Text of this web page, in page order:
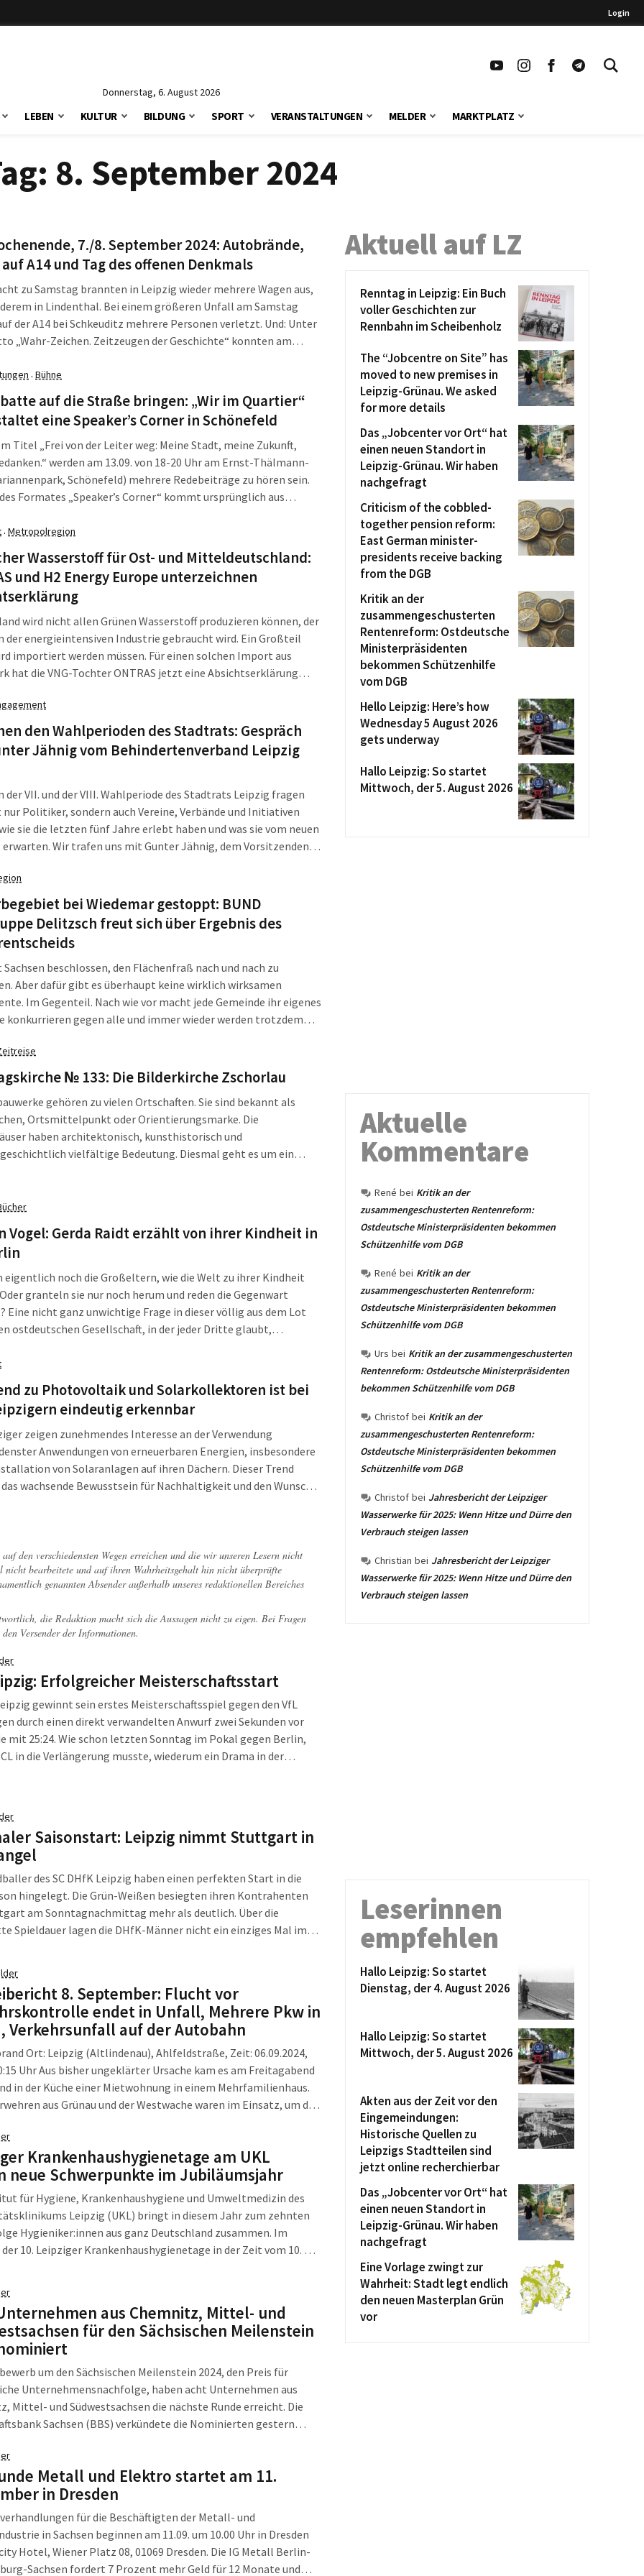
Login
Donnerstag, 6. August 2026
LEBEN KULTUR BILDUNG SPORT VERANSTALTUNGEN MELDER MARKTPLATZ
8. September 2024
7./8. September 2024: Autobrände,
A14 und Tag des offenen Denkmals
zu Samstag brannten in Leipzig wieder mehrere Wagen aus,
in Lindenthal. Bei einem größeren Unfall am Samstag
der A14 bei Schkeuditz mehrere Personen verletzt. Und: Unter
„Wahr-Zeichen. Zeitzeugen der Geschichte“ konnten am
werden. Die LZ […]
· Bühne
auf die Straße bringen: „Wir im Quartier“
eine Speaker’s Corner in Schönefeld
Titel „Frei von der Leiter weg: Meine Stadt, meine Zukunft,
werden am 13.09. von 18-20 Uhr am Ernst-Thälmann-
Schönefeld) mehrere Redebeiträge zu hören sein.
Formates „Speaker’s Corner“ kommt ursprünglich aus
einer Kiste oder einer Trittleiter kundgetan. Die Speaker’s
· Metropolregion
Wasserstoff für Ost- und Mitteldeutschland:
und H2 Energy Europe unterzeichnen
wird nicht allen Grünen Wasserstoff produzieren können, der
der energieintensiven Industrie gebraucht wird. Ein Großteil
importiert werden müssen. Für einen solchen Import aus
hat die VNG-Tochter ONTRAS jetzt eine Absichtserklärung
nach Mitteldeutschland kommen soll. Die ONTRAS
GmbH (ONTRAS) […]
den Wahlperioden des Stadtrats: Gespräch
Jähnig vom Behindertenverband Leipzig
der VII. und der VIII. Wahlperiode des Stadtrats Leipzig fragen
Politiker, sondern auch Vereine, Verbände und Initiativen
sie die letzten fünf Jahre erlebt haben und was sie vom neuen
Wir trafen uns mit Gunter Jähnig, dem Vorsitzenden
[…]
bei Wiedemar gestoppt: BUND
Delitzsch freut sich über Ergebnis des
Sachsen beschlossen, den Flächenfraß nach und nach zu
Aber dafür gibt es überhaupt keine wirklich wirksamen
Im Gegenteil. Nach wie vor macht jede Gemeinde ihr eigenes
konkurrieren gegen alle und immer wieder werden trotzdem
Wiedemar im Leipziger Norden. […]
№ 133: Die Bilderkirche Zschorlau
gehören zu vielen Ortschaften. Sie sind bekannt als
Ortsmittelpunkt oder Orientierungsmarke. Die
haben architektonisch, kunsthistorisch und
vielfältige Bedeutung. Diesmal geht es um ein
und Szenen aus der Bibel. Um […]
Vogel: Gerda Raidt erzählt von ihrer Kindheit in
eigentlich noch die Großeltern, wie die Welt zu ihrer Kindheit
granteln sie nur noch herum und reden die Gegenwart
Eine nicht ganz unwichtige Frage in dieser völlig aus dem Lot
ostdeutschen Gesellschaft, in der jeder Dritte glaubt,
nichts als ein […]
zu Photovoltaik und Solarkollektoren ist bei
eindeutig erkennbar
zeigen zunehmendes Interesse an der Verwendung
Anwendungen von erneuerbaren Energien, insbesondere
von Solaranlagen auf ihren Dächern. Dieser Trend
wachsende Bewusstsein für Nachhaltigkeit und den Wunsch
den verschiedensten Wegen erreichen und die wir unseren Lesern nicht
bearbeitete und auf ihren Wahrheitsgehalt hin nicht überprüfte
genannten Absender außerhalb unseres redaktionellen Bereiches
die Redaktion macht sich die Aussagen nicht zu eigen. Bei Fragen
Versender der Informationen.
Erfolgreicher Meisterschaftsstart
gewinnt sein erstes Meisterschaftsspiel gegen den VfL
durch einen direkt verwandelten Anwurf zwei Sekunden vor
mit 25:24. Wie schon letzten Sonntag im Pokal gegen Berlin,
in die Verlängerung musste, wiederum ein Drama in der
Saisonstart: Leipzig nimmt Stuttgart in
des SC DHfK Leipzig haben einen perfekten Start in die
hingelegt. Die Grün-Weißen besiegten ihren Kontrahenten
am Sonntagnachmittag mehr als deutlich. Über die
Spieldauer lagen die DHfK-Männer nicht ein einziges Mal im
8. September: Flucht vor
endet in Unfall, Mehrere Pkw in
Verkehrsunfall auf der Autobahn
Ort: Leipzig (Altlindenau), Ahlfeldstraße, Zeit: 06.09.2024,
Uhr Aus bisher ungeklärter Ursache kam es am Freitagabend
in der Küche einer Mietwohnung in einem Mehrfamilienhaus.
aus Grünau und der Westwache waren im Einsatz, um das
war danach […]
Krankenhaushygienetage am UKL
neue Schwerpunkte im Jubiläumsjahr
für Hygiene, Krankenhaushygiene und Umweltmedizin des
Leipzig (UKL) bringt in diesem Jahr zum zehnten
Hygieniker:innen aus ganz Deutschland zusammen. Im
10. Leipziger Krankenhaushygienetage in der Zeit vom 10. bis
aus Chemnitz, Mittel- und
für den Sächsischen Meilenstein
um den Sächsischen Meilenstein 2024, den Preis für
Unternehmensnachfolge, haben acht Unternehmen aus
Mittel- und Südwestsachsen die nächste Runde erreicht. Die
Sachsen (BBS) verkündete die Nominierten gestern
Chemnitz. Die nominierten Unternehmen wurden aus
ausgewählt. Sie treten in den […]
Metall und Elektro startet am 11.
in Dresden
für die Beschäftigten der Metall- und
in Sachsen beginnen am 11.09. um 10.00 Uhr in Dresden
Hotel, Wiener Platz 08, 01069 Dresden. Die IG Metall Berlin-
Sachsen fordert 7 Prozent mehr Geld für 12 Monate und
Aktuell auf LZ
Renntag in Leipzig: Ein Buch
voller Geschichten zur
Rennbahn im Scheibenholz
The “Jobcentre on Site” has
moved to new premises in
Leipzig-Grünau. We asked
for more details
Das „Jobcenter vor Ort“ hat
einen neuen Standort in
Leipzig-Grünau. Wir haben
nachgefragt
Criticism of the cobbled-
together pension reform:
East German minister-
presidents receive backing
from the DGB
Kritik an der
zusammengeschusterten
Rentenreform: Ostdeutsche
Ministerpräsidenten
bekommen Schützenhilfe
vom DGB
Hello Leipzig: Here’s how
Wednesday 5 August 2026
gets underway
Hallo Leipzig: So startet
Mittwoch, der 5. August 2026
Aktuelle
Kommentare
René bei Kritik an der
zusammengeschusterten Rentenreform:
Ostdeutsche Ministerpräsidenten bekommen
Schützenhilfe vom DGB
René bei Kritik an der
zusammengeschusterten Rentenreform:
Ostdeutsche Ministerpräsidenten bekommen
Schützenhilfe vom DGB
Urs bei Kritik an der zusammengeschusterten
Rentenreform: Ostdeutsche Ministerpräsidenten
bekommen Schützenhilfe vom DGB
Christof bei Kritik an der
zusammengeschusterten Rentenreform:
Ostdeutsche Ministerpräsidenten bekommen
Schützenhilfe vom DGB
Christof bei Jahresbericht der Leipziger
Wasserwerke für 2025: Wenn Hitze und Dürre den
Verbrauch steigen lassen
Christian bei Jahresbericht der Leipziger
Wasserwerke für 2025: Wenn Hitze und Dürre den
Verbrauch steigen lassen
Leserinnen
empfehlen
Hallo Leipzig: So startet
Dienstag, der 4. August 2026
Hallo Leipzig: So startet
Mittwoch, der 5. August 2026
Akten aus der Zeit vor den
Eingemeindungen:
Historische Quellen zu
Leipzigs Stadtteilen sind
jetzt online recherchierbar
Das „Jobcenter vor Ort“ hat
einen neuen Standort in
Leipzig-Grünau. Wir haben
nachgefragt
Eine Vorlage zwingt zur
Wahrheit: Stadt legt endlich
den neuen Masterplan Grün
vor